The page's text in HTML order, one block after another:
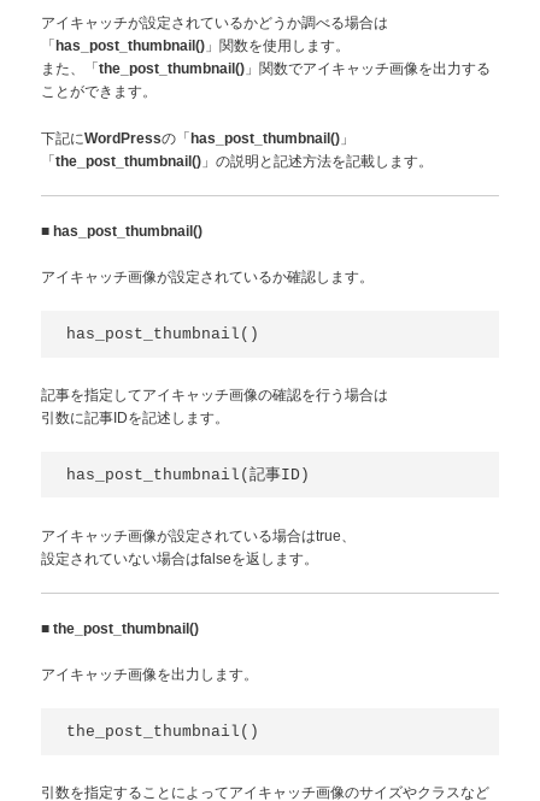
アイキャッチが設定されているかどうか調べる場合は
「 has_post_thumbnail() 」関数を使用します。
また、「the_post_thumbnail() 」関数でアイキャッチ画像を出力する
ことができます。
下記にWordPressの「has_post_thumbnail() 」
「the_post_thumbnail() 」の説明と記述方法を記載します。
■ has_post_thumbnail()
アイキャッチ画像が設定されているか確認します。
has_post_thumbnail()
記事を指定してアイキャッチ画像の確認を行う場合は
引数に記事IDを記述します。
has_post_thumbnail(記事ID)
アイキャッチ画像が設定されている場合はtrue、
設定されていない場合はfalseを返します。
■the_post_thumbnail()
アイキャッチ画像を出力します。
the_post_thumbnail()
引数を指定することによってアイキャッチ画像のサイズやクラスなど